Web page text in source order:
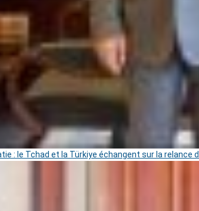
: le Tchad et la Türkiye échangent sur la